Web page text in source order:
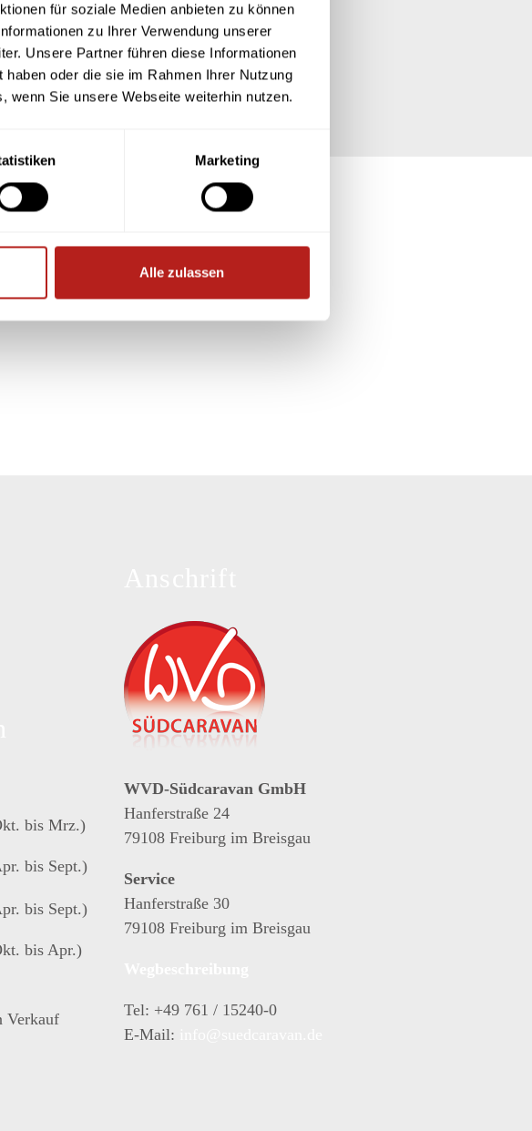
für soziale Medien anbieten zu können
zu Ihrer Verwendung unserer
Unsere Partner führen diese Informationen
oder die sie im Rahmen Ihrer Nutzung
wenn Sie unsere Webseite weiterhin nutzen.
Marketing
Alle zulassen
bis Mrz.)
bis Sept.)
bis Sept.)
bis Apr.)
Verkauf
WVD-Südcaravan GmbH
Hanferstraße 24
79108 Freiburg im Breisgau
Service
Hanferstraße 30
79108 Freiburg im Breisgau
Tel: +49 761 / 15240-0
E-Mail: